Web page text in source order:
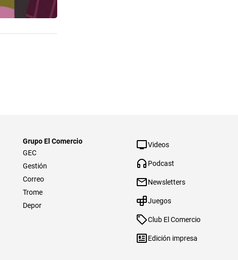
Grupo El Comercio
GEC
Gestión
Correo
Trome
Depor
Videos
Podcast
Newsletters
Juegos
Club El Comercio
Edición impresa